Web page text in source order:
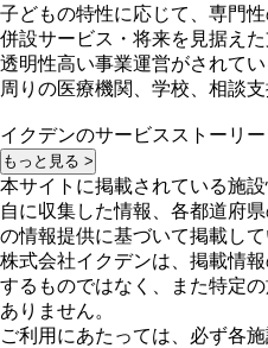
子どもの特性に応じて、専門
併設サービス・将来を見据え
透明性高い事業運営がされてい
周りの医療機関、学校、相談
イクデンのサービスストーリ
もっと見る >
本サイトに掲載されている施
自に収集した情報、各都道府
の情報提供に基づいて掲載して
株式会社イクデンは、掲載情
するものではなく、また特定
ありません。
ご利用にあたっては、必ず各